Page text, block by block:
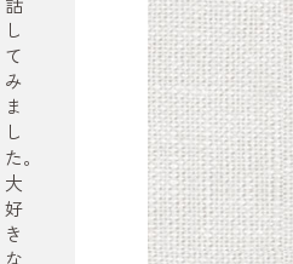
し
て
み
ま
し
た。
大
好
き
な